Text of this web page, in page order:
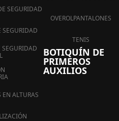
SEGURIDAD
SEGURIDAD
SEGURIDAD
EN ALTURAS
OVEROLPANTALONES
TENIS
BOTIQUÍN DE
PRIMEROS
AUXILIOS